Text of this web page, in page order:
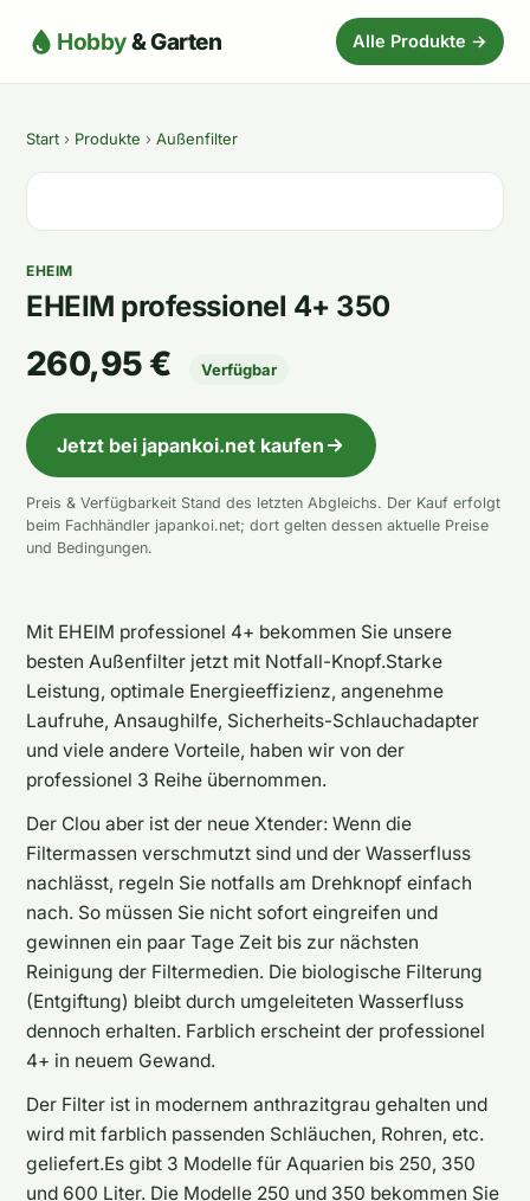
Hobby& Garten Alle Produkte →
Start › Produkte › Außenfilter
EHEIM
EHEIM professionel 4+ 350
260,95 € Verfügbar
Jetzt bei japankoi.net kaufen
Preis & Verfügbarkeit Stand des letzten Abgleichs. Der Kauf erfolgt
beim Fachhändler japankoi.net; dort gelten dessen aktuelle Preise
und Bedingungen.
Mit EHEIM professionel 4+ bekommen Sie unsere
besten Außenfilter jetzt mit Notfall-Knopf.Starke
Leistung, optimale Energieeffizienz, angenehme
Laufruhe, Ansaughilfe, Sicherheits-Schlauchadapter
und viele andere Vorteile, haben wir von der
professionel 3 Reihe übernommen.
Der Clou aber ist der neue Xtender: Wenn die
Filtermassen verschmutzt sind und der Wasserfluss
nachlässt, regeln Sie notfalls am Drehknopf einfach
nach. So müssen Sie nicht sofort eingreifen und
gewinnen ein paar Tage Zeit bis zur nächsten
Reinigung der Filtermedien. Die biologische Filterung
(Entgiftung) bleibt durch umgeleiteten Wasserfluss
dennoch erhalten. Farblich erscheint der professionel
4+ in neuem Gewand.
Der Filter ist in modernem anthrazitgrau gehalten und
wird mit farblich passenden Schläuchen, Rohren, etc.
geliefert.Es gibt 3 Modelle für Aquarien bis 250, 350
und 600 Liter. Die Modelle 250 und 350 bekommen Sie